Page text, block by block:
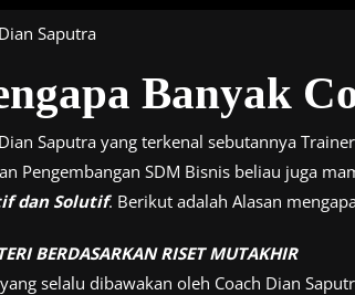
Saputra
Banyak
Saputra yang terkenal sebutannya
Pengembangan SDM Bisnis beliau juga
dan Solutif. Berikut adalah Alasan
BERDASARKAN RISET MUTAKHIR
selalu dibawakan oleh Coach Dian